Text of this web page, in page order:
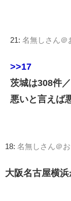
21: 名無しさん＠
>>17
茨城は308件
悪いと言えば
18: 名無しさん＠お
大阪名古屋横